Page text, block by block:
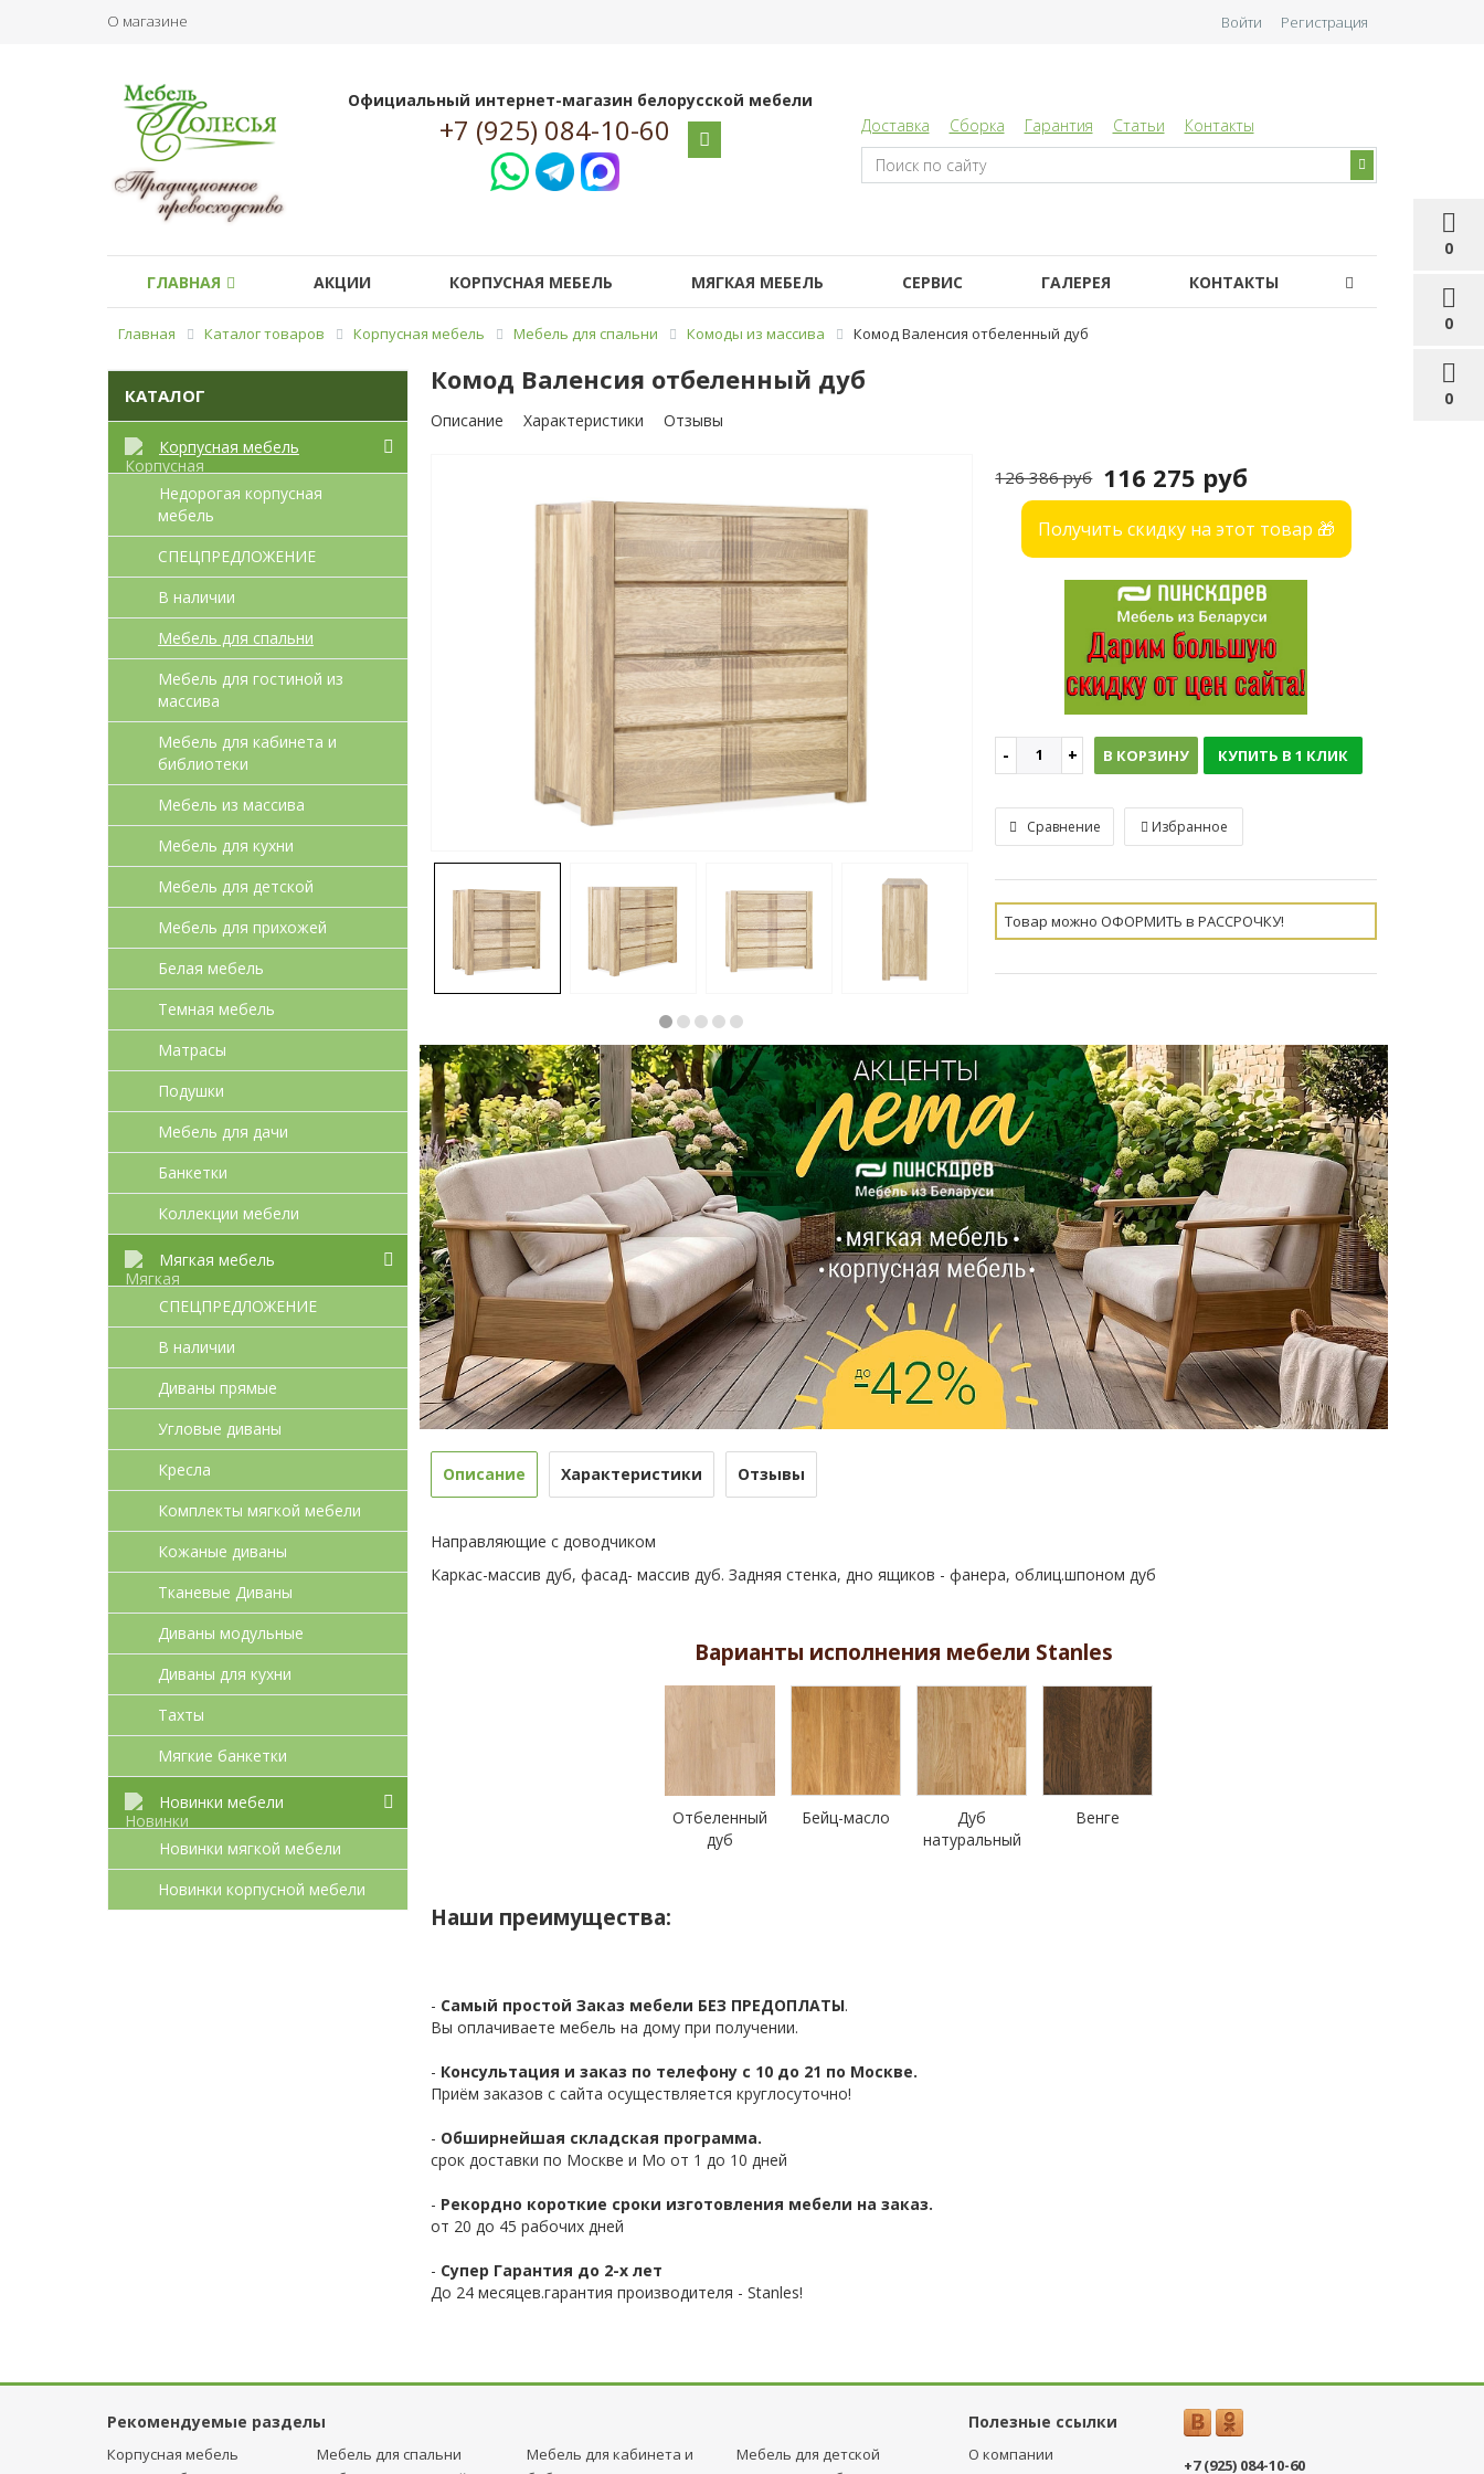
О магазине
0
0
0
Войти Регистрация
Официальный интернет-магазин белорусской мебели
+7 (925) 084-10-60 Доставка Сборка Гарантия Статьи Контакты
ГЛАВНАЯ АКЦИИ КОРПУСНАЯ МЕБЕЛЬ МЯГКАЯ МЕБЕЛЬ СЕРВИС ГАЛЕРЕЯ КОНТАКТЫ
Главная Каталог товаров Корпусная мебель Мебель для спальни Комоды из массива Комод Валенсия отбеленный дуб
КАТАЛОГ
Корпусная мебель
Недорогая корпусная
мебель
СПЕЦПРЕДЛОЖЕНИЕ
В наличии
Мебель для спальни
Мебель для гостиной из
массива
Мебель для кабинета и
библиотеки
Мебель из массива
Мебель для кухни
Мебель для детcкой
Мебель для прихожей
Белая мебель
Темная мебель
Матрасы
Подушки
Мебель для дачи
Банкетки
Коллекции мебели
Мягкая мебель
СПЕЦПРЕДЛОЖЕНИЕ
В наличии
Диваны прямые
Угловые диваны
Кресла
Комплекты мягкой мебели
Кожаные диваны
Тканевые Диваны
Диваны модульные
Диваны для кухни
Тахты
Мягкие банкетки
Новинки мебели
Новинки мягкой мебели
Новинки корпусной мебели
Комод Валенсия отбеленный дуб
Описание Характеристики Отзывы
116 275 руб
126 386 руб
Получить скидку на этот товар 🎁
В КОРЗИНУ КУПИТЬ В 1 КЛИК
Сравнение Избранное
Товар можно ОФОРМИТЬ в РАССРОЧКУ!
Описание Характеристики Отзывы
Направляющие с доводчиком
Каркас-массив дуб, фасад- массив дуб. Задняя стенка, дно ящиков - фанера, облиц.шпоном дуб
Варианты исполнения мебели Stanles
Отбеленный
дуб
Бейц-масло
Дуб
натуральный
Венге
Наши преимущества:
- Самый простой Заказ мебели БЕЗ ПРЕДОПЛАТЫ.
Вы оплачиваете мебель на дому при получении.
- Консультация и заказ по телефону с 10 до 21 по Москве.
Приём заказов с сайта осуществляется круглосуточно!
- Обширнейшая складская программа.
срок доставки по Москве и Мо от 1 до 10 дней
- Рекордно короткие сроки изготовления мебели на заказ.
от 20 до 45 рабочих дней
- Супер Гарантия до 2-х лет
До 24 месяцев.гарантия производителя - Stanles!
Рекомендуемые разделы Полезные ссылки
Корпусная мебель
Мебель для спальни
Мебель для кабинета и
Мебель для детcкой
О компании
+7 (925) 084-10-60